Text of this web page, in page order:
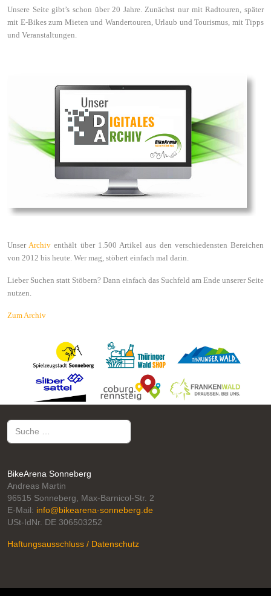
Unsere Seite gibt’s schon über 20 Jahre. Zunächst nur mit Radtouren, später
mit E-Bikes zum Mieten und Wandertouren, Urlaub und Tourismus, mit Tipps
und Veranstaltungen.
Unser Archiv enthält über 1.500 Artikel aus den verschiedensten Bereichen
von 2012 bis heute. Wer mag, stöbert einfach mal darin.
Lieber Suchen statt Stöbern? Dann einfach das Suchfeld am Ende unserer Seite
nutzen.
Zum Archiv
Suchen
BikeArena Sonneberg
Andreas Martin
96515 Sonneberg, Max-Barnicol-Str. 2
E-Mail: info@bikearena-sonneberg.de
USt-IdNr. DE 306503252
Haftungsausschluss / Datenschutz